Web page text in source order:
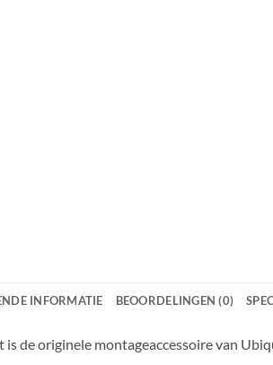
INFORMATIE BEOORDELINGEN (0)
is de originele montageaccessoire van